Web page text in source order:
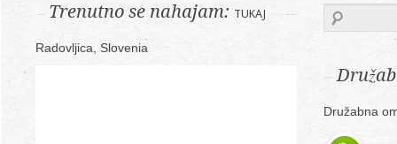
Trenutno se nahajam: TUKAJ
Radovljica, Slovenia
Družabna